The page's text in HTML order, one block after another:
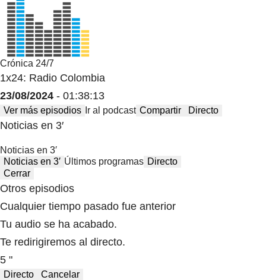
Crónica 24/7
1x24: Radio Colombia
23/08/2024 - 01:38:13
Ver más episodios Ir al podcast Compartir Directo
Noticias en 3′
Noticias en 3′
Noticias en 3′ Últimos programas Directo
Cerrar
Otros episodios
Cualquier tiempo pasado fue anterior
Tu audio se ha acabado.
Te redirigiremos al directo.
5 "
Directo Cancelar